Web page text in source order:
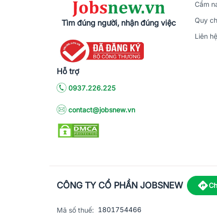
Tìm đúng người, nhận đúng việc
Hỗ trợ
0937.226.225
contact@jobsnew.vn
Cẩm
Quy
Liên hệ
CÔNG TY CỔ PHẦN JOBSNEW
Mã số thuế: 1801754466